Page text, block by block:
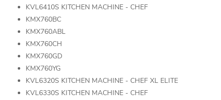
KVL6410S KITCHEN MACHINE - CHEF
KMX760BC
KMX760ABL
KMX760CH
KMX760GD
KMX760YG
KVL6320S KITCHEN MACHINE - CHEF XL ELITE
KVL6330S KITCHEN MACHINE - CHEF